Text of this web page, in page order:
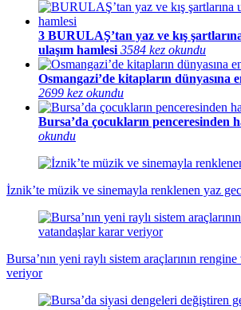
3 BURULAŞ’tan yaz ve kış
ulaşım hamlesi 3584 kez okundu
Osmangazi’de kitapların dünyasına
2699 kez okundu
Bursa’da çocukların penceresinden
okundu
İznik’te müzik ve sinemayla renklenen yaz
Bursa’nın yeni raylı sistem araçlarının
veriyor